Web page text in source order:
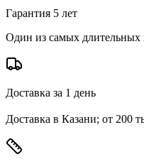
Гарантия 5 лет
Один из самых длительных
Доставка за 1 день
Доставка в Казани; от 200